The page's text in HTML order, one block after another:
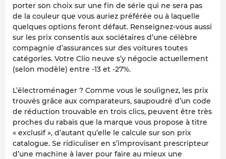
porter son choix sur une fin de série qui ne sera pas
de la couleur que vous auriez préférée ou à laquelle
quelques options feront défaut. Renseignez-vous aussi
sur les prix consentis aux sociétaires d’une célèbre
compagnie d’assurances sur des voitures toutes
catégories. Votre Clio neuve s’y négocie actuellement
(selon modèle) entre -13 et -27%.
L’électroménager ? Comme vous le soulignez, les prix
trouvés grâce aux comparateurs, saupoudré d’un code
de réduction trouvable en trois clics, peuvent être très
proches du rabais que la marque vous propose à titre
« exclusif », d’autant qu’elle le calcule sur son prix
catalogue. Se ridiculiser en s’improvisant prescripteur
d’une machine à laver pour faire au mieux une